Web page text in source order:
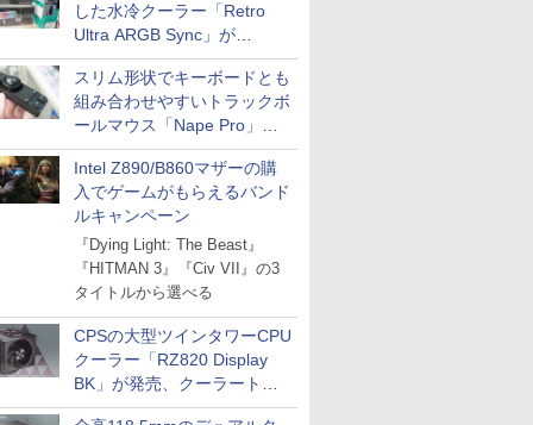
した水冷クーラー「Retro
Ultra ARGB Sync」が
Thermaltakeから
スリム形状でキーボードとも
組み合わせやすいトラックボ
ールマウス「Nape Pro」が
Keychronから
Intel Z890/B860マザーの購
入でゲームがもらえるバンド
ルキャンペーン
『Dying Light: The Beast』
『HITMAN 3』『Civ VII』の3
タイトルから選べる
CPSの大型ツインタワーCPU
クーラー「RZ820 Display
BK」が発売、クーラートッ
プに5インチ液晶搭載